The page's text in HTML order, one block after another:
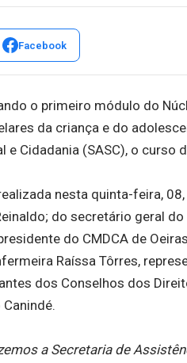
Facebook
o primeiro módulo do
da criança e do
e Cidadania (SASC), o curso
nesta quinta-feira,
do secretário geral
do CMDCA de
Raíssa Tôrres,
dos Conselhos dos
a Secretaria de